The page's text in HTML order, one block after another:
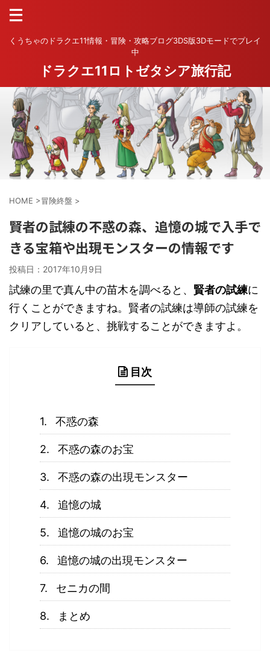
くうちゃのドラクエ11情報・冒険・攻略ブログ3DS版3Dモードでプレイ
中
ドラクエ11ロトゼタシア旅行記
HOME >冒険終盤 >
賢者の試練の不惑の森、追憶の城で入手で
きる宝箱や出現モンスターの情報です
投稿日： 2017年10月9日
試練の里で真ん中の苗木を調べると、 賢者の試練に
行くことができますね。賢者の試練は導師の試練を
クリアしていると、挑戦することができますよ。
目次
不惑の森
不惑の森のお宝
不惑の森の出現モンスター
追憶の城
追憶の城のお宝
追憶の城の出現モンスター
セニカの間
まとめ